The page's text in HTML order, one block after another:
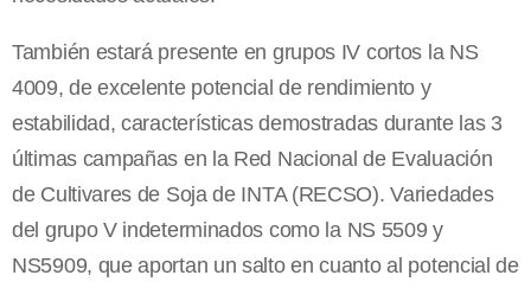
También estará presente en grupos IV cortos la NS
4009, de excelente potencial de rendimiento y
estabilidad, características demostradas durante las 3
últimas campañas en la Red Nacional de Evaluación
de Cultivares de Soja de INTA (RECSO). Variedades
del grupo V indeterminados como la NS 5509 y
NS5909, que aportan un salto en cuanto al potencial de